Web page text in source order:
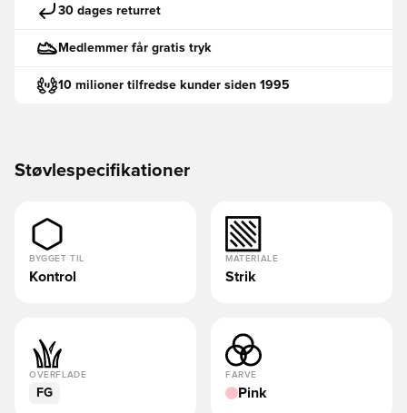
30 dages returret
Medlemmer får gratis tryk
10 milioner tilfredse kunder siden 1995
Støvlespecifikationer
BYGGET TIL
Kontrol
MATERIALE
Strik
OVERFLADE
FG
FARVE
Pink